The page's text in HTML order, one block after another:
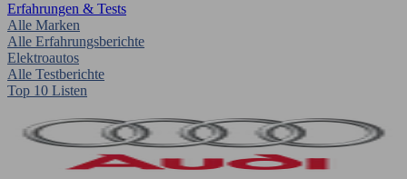
Erfahrungen & Tests
Alle Marken
Alle Erfahrungsberichte
Elektroautos
Alle Testberichte
Top 10 Listen